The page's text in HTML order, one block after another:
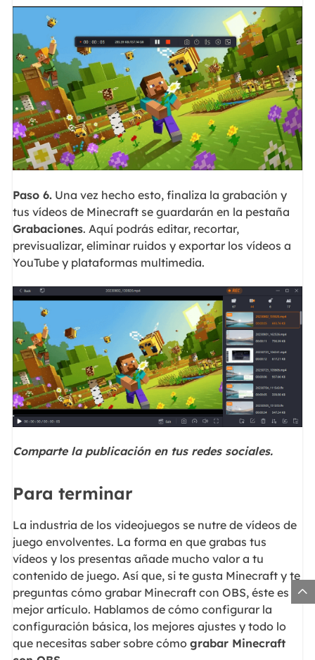
Paso 6.Una vez hecho esto, finaliza la grabación y
tus vídeos de Minecraft se guardarán en la pestaña
Grabaciones. Aquí podrás editar, recortar,
previsualizar, eliminar ruidos y exportar los vídeos a
YouTube y plataformas multimedia.
Comparte la publicación en tus redes sociales.
Para terminar
La industria de los videojuegos se nutre de vídeos de
juego envolventes. La forma en que grabas tus
vídeos y los presentas añade mucho valor a tu
contenido de juego. Así que, si te gusta Minecraft y te
preguntas cómo grabar Minecraft con OBS, éste es el
mejor artículo. Hablamos de cómo configurar la
configuración básica, los mejores ajustes y todo lo
que necesitas saber sobre cómo grabar Minecraft
